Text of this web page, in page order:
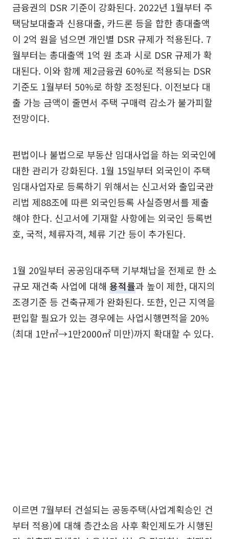
금융권의 DSR 기준이 강화된다. 2022년 1월부터 주
택담보대출과 신용대출, 카드론 등을 합한 총대출액
이 2억 원을 넘으면 개인별 DSR 규제가 적용된다. 7
월부터는 총대출액 1억 원 초과 시로 DSR 규제가 확
대된다. 이와 함께 제2금융권 60%로 적용되는 DSR
기준도 1월부터 50%로 하향 조정된다. 이전보다 대
출 가능 금액이 줄면서 주택 구매력 감소가 불가피할
전망이다.
편법이나 불법으로 부동산 임대사업을 하는 외국인에
대한 관리가 강화된다. 1월 15일부터 외국인이 주택
임대사업자로 등록하기 위해서는 신고서와 출입국관
리법 제88조에 따른 외국인등록 사실증명서를 제출
해야 한다. 신고서에 기재할 사항에는 외국인 등록번
호, 국적, 체류자격, 체류 기간 등이 추가된다.
1월 20일부터 공공임대주택 기부채납을 전제로 한 소
규모 재건축 사업에 대해 용적률과 높이 제한, 대지의
조경기준 등 건축규제가 완화된다. 또한, 인근 지역을
편입할 필요가 있는 경우에는 사업시행면적을 20%
(최대 1만㎡→1만2000㎡ 미만)까지 확대할 수 있다.
이르면 7월부터 건설되는 공동주택(사업계획승인 건
부터 적용)에 대해 층간소음 사후 확인제도가 시행된